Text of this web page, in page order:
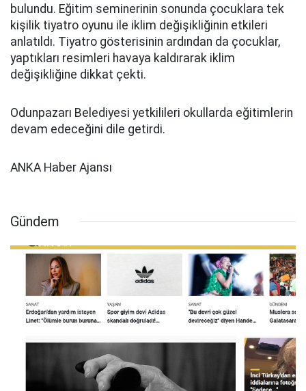
bulundu. Eğitim seminerinin sonunda çocuklara tek
kişilik tiyatro oyunu ile iklim değişikliğinin etkileri
anlatıldı. Tiyatro gösterisinin ardından da çocuklar,
yaptıkları resimleri havaya kaldırarak iklim
değişikliğine dikkat çekti.
Odunpazarı Belediyesi yetkilileri okullarda eğitimlerin
devam edeceğini dile getirdi.
ANKA Haber Ajansı
Gündem